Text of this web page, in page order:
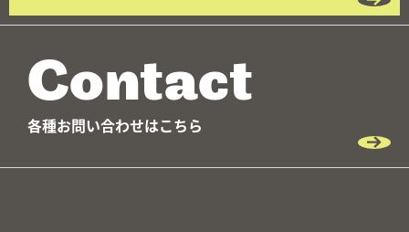
Contact
各種お問い合わせはこちら